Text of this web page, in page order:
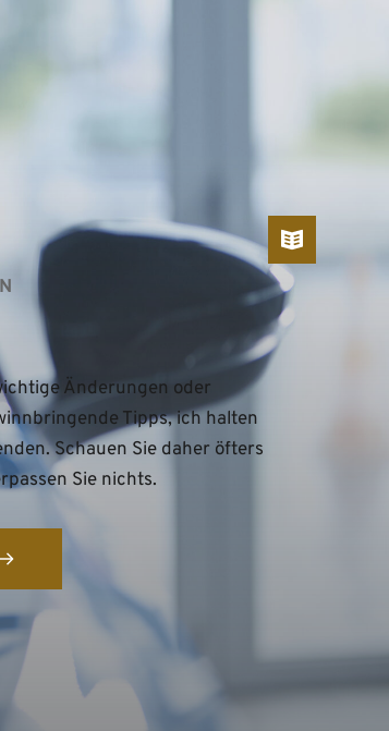
Änderungen oder
Tipps, ich halten
Schauen Sie daher öfters
Sie nichts.